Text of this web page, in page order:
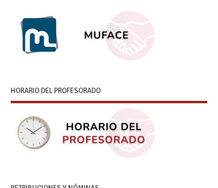
HORARIO DEL PROFESORADO